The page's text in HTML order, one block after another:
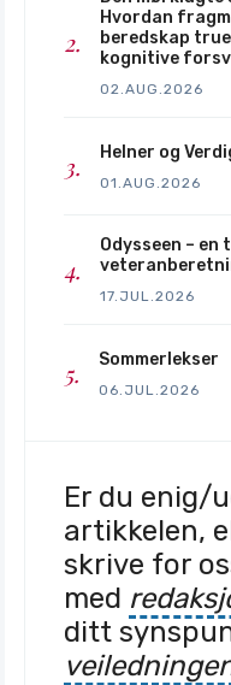
Hvordan
beredskap
kognitive
02.AUG.2026
Helner og
01.AUG.2026
Odysseen – en
17.JUL.2026
Sommerlekser
06.JUL.2026
Er du enig/
artikkelen,
skrive for
med
ditt